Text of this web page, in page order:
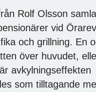
Rolf Olsson
vid
och grillning. En
över huvudet,
avkylningseffekten
som tilltagande